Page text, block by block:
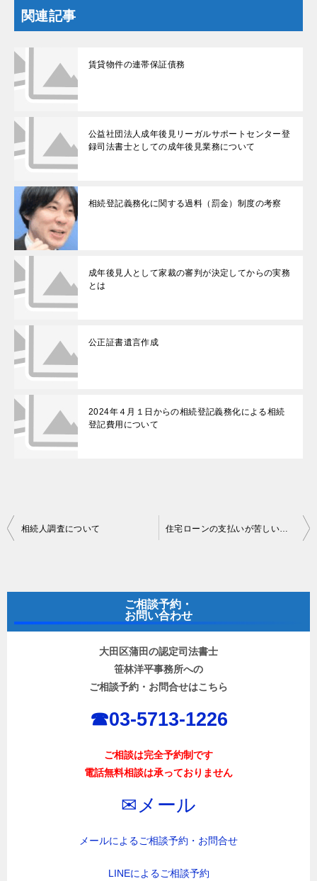
関連記事
賃貸物件の連帯保証債務
公益社団法人成年後見リーガルサポートセンター登
録司法書士としての成年後見業務について
相続登記義務化に関する過料（罰金）制度の考察
成年後見人として家裁の審判が決定してからの実務
とは
公正証書遺言作成
2024年４月１日からの相続登記義務化による相続
登記費用について
投
ビ
相続人調査について 住宅ローンの支払いが苦しい方は任意売却以外の解決法があります
ご相談予約・
お問い合わせ
大田区蒲田の認定司法書士
笹林洋平事務所への
ご相談予約・お問合せはこちら
☎︎03-5713-1226
ご相談は完全予約制です
電話無料相談は承っておりません
✉︎メール
メールによるご相談予約・お問合せ
LINEによるご相談予約